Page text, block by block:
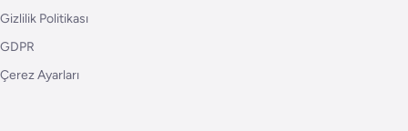
Gizlilik Politikası
GDPR
Çerez Ayarları